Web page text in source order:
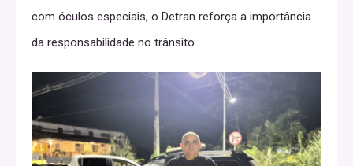
com óculos especiais, o Detran reforça a importância
da responsabilidade no trânsito.